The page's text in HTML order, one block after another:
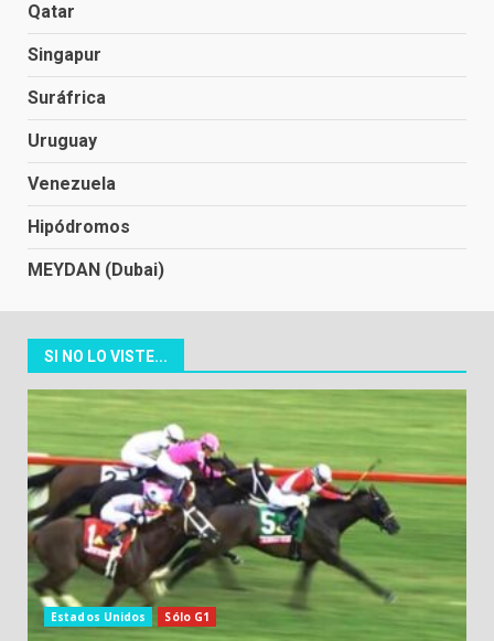
Qatar
Singapur
Suráfrica
Uruguay
Venezuela
Hipódromos
MEYDAN (Dubai)
SI NO LO VISTE...
Estados Unidos Sólo G1